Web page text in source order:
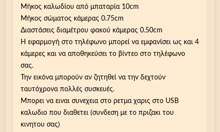
Μήκος καλωδίου από μπαταρία 10cm
Μήκος σώματος κάμερας 0.75cm
Διαστάσεις διαμέτρου φακού κάμερας 0.50cm
Η εφαρμογή στο τηλέφωνο μπορεί να εμφανίσει ως και 4
κάμερες και να αποθηκεύσει το βίντεο στο τηλέφωνο
σας.
Την εικόνα μπορούν αν ζητηθεί να την δεχτούν
ταυτόχρονα πολλές συσκευές.
Μπορει να ειναι συνεχεια στο ρετμα χαρις στο USB
καλωδιο που διαθετει (συνδεση με το πριζακι του
κινητου σας)